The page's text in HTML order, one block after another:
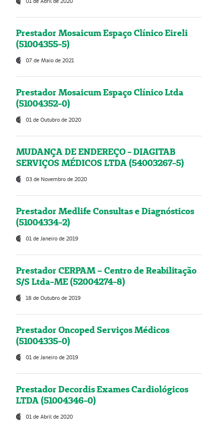
Prestador Mosaicum Espaço Clínico Eireli
(51004355-5)
07 de Maio de 2021
Prestador Mosaicum Espaço Clínico Ltda
(51004352-0)
01 de Outubro de 2020
MUDANÇA DE ENDEREÇO - DIAGITAB
SERVIÇOS MÉDICOS LTDA (54003267-5)
03 de Novembro de 2020
Prestador Medlife Consultas e Diagnósticos
(51004334-2)
01 de Janeiro de 2019
Prestador CERPAM – Centro de Reabilitação
S/S Ltda-ME (52004274-8)
18 de Outubro de 2019
Prestador Oncoped Serviços Médicos
(51004335-0)
01 de Janeiro de 2019
Prestador Decordis Exames Cardiológicos
LTDA (51004346-0)
01 de Abril de 2020